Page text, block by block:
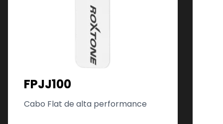
FPJJ100
Cabo Flat de alta performance